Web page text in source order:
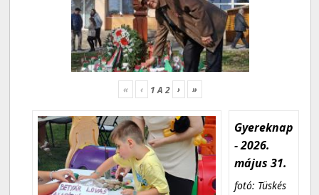
« ‹ 1A2 › »
Gyereknap
- 2026.
május 31.
fotó: Tüskés